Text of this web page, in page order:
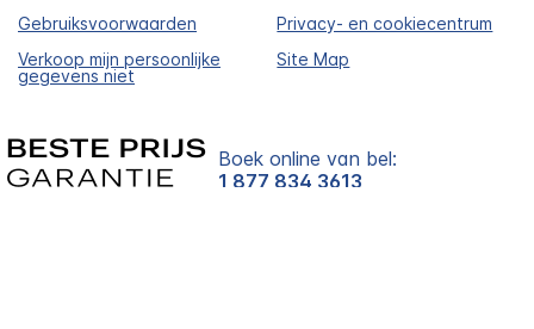
Gebruiksvoorwaarden
Privacy- en cookiecentrum
Verkoop mijn persoonlijke
gegevens niet
Site Map
Boek online van bel:
1 877 834 3613